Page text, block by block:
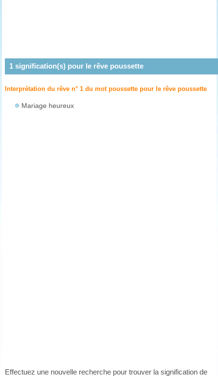
1signification(s) pour le rêve poussette
Interprétation du rêve n° 1 du mot poussette pour le rêvepoussette
Mariage heureux
Effectuez une nouvelle recherche pour trouver la signification de